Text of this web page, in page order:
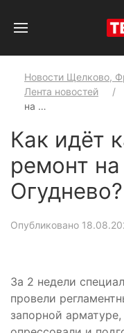
Новости Щелково,
Лента новостей
на …
Как идёт
ремонт
Огуднево?
Опубликовано
За 2 недели
провели
запорной